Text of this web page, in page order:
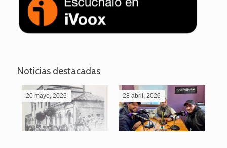
Noticias destacadas
20 mayo, 2026 28 abril, 2026